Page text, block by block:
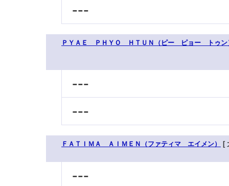
---
ＰＹＡＥ ＰＨＹＯ ＨＴＵＮ（ピー ピョー トゥン
---
---
ＦＡＴＩＭＡ ＡＩＭＥＮ（ファティマ エイメン） [
---